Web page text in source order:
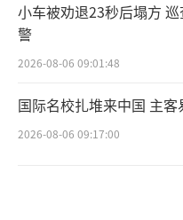
小车被劝退23秒后塌方
警
2026-08-06 09:01:48
国际名校扎堆来中国 主
2026-08-06 09:17:00